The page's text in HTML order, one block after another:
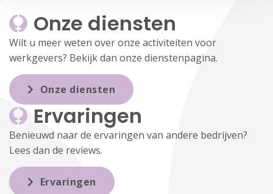
Onze diensten
Wilt u meer weten over onze activiteiten voor
werkgevers? Bekijk dan onze dienstenpagina.
Onze diensten
Ervaringen
Benieuwd naar de ervaringen van andere bedrijven?
Lees dan de reviews.
Ervaringen